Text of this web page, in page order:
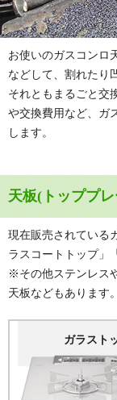
お使いのガスコンロ
などして、割れたり
それともまるごと交
や交換費用など、ガ
します。
天板(トッププ
現在販売されている
ラスコートトップ」
※その他ステンレス
天板などもあります。
ガラスト